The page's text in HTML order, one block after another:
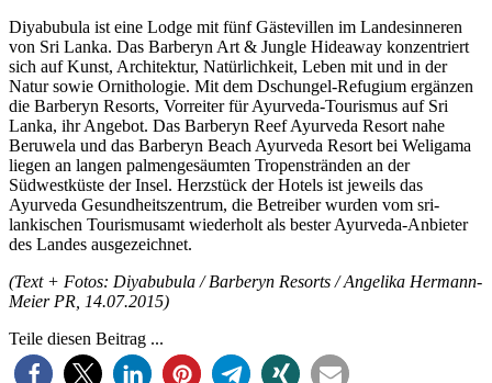
Diyabubula ist eine Lodge mit fünf Gästevillen im Landesinneren
von Sri Lanka. Das Barberyn Art & Jungle Hideaway konzentriert
sich auf Kunst, Architektur, Natürlichkeit, Leben mit und in der
Natur sowie Ornithologie. Mit dem Dschungel-Refugium ergänzen
die Barberyn Resorts, Vorreiter für Ayurveda-Tourismus auf Sri
Lanka, ihr Angebot. Das Barberyn Reef Ayurveda Resort nahe
Beruwela und das Barberyn Beach Ayurveda Resort bei Weligama
liegen an langen palmengesäumten Tropenstränden an der
Südwestküste der Insel. Herzstück der Hotels ist jeweils das
Ayurveda Gesundheitszentrum, die Betreiber wurden vom sri-
lankischen Tourismusamt wiederholt als bester Ayurveda-Anbieter
des Landes ausgezeichnet.
(Text + Fotos: Diyabubula / Barberyn Resorts / Angelika Hermann-
Meier PR, 14.07.2015)
Teile diesen Beitrag ...